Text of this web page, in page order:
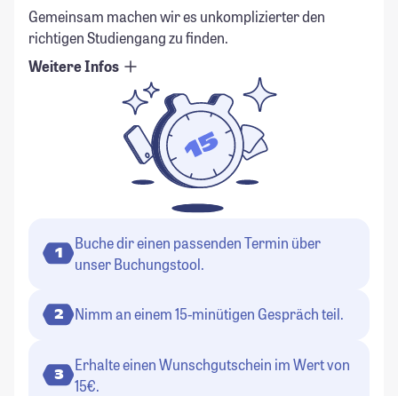
Gemeinsam machen wir es unkomplizierter den
richtigen Studiengang zu finden.
Weitere Infos
1
Buche dir einen passenden Termin über
unser Buchungstool.
2 Nimm an einem 15-minütigen Gespräch teil.
3
Erhalte einen Wunschgutschein im Wert von
15€.